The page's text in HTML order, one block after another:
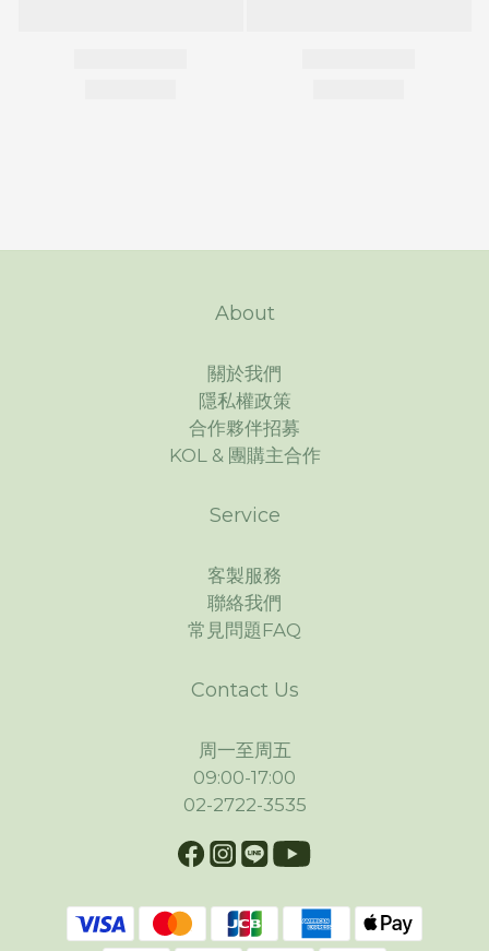
About
關於我們
隱私權政策
合作夥伴招募
KOL & 團購主合作
Service
客製服務
聯絡我們
常見問題FAQ
Contact Us
周一至周五
09:00-17:00
02-2722-3535